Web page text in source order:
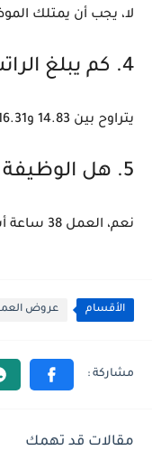
لا، يجب أن يمتلك
4. كم يبلغ الراتب؟
يتراوح بين 14.83 و16.31 يورو للساعة حسب العمر والخبرة.
5. هل الوظيفة بدوام كامل؟
نعم، العمل 38 ساعة أسبوعيًا من الاثنين إلى الجمعة.
الأقسام عروض
مقالات قد تهمك